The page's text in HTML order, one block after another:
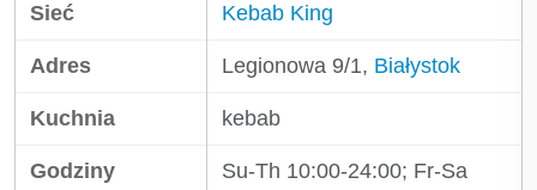
Sieć Kebab King
Adres Legionowa 9/1, Białystok
Kuchnia kebab
Godziny
Su-Th 10:00-24:00; Fr-Sa